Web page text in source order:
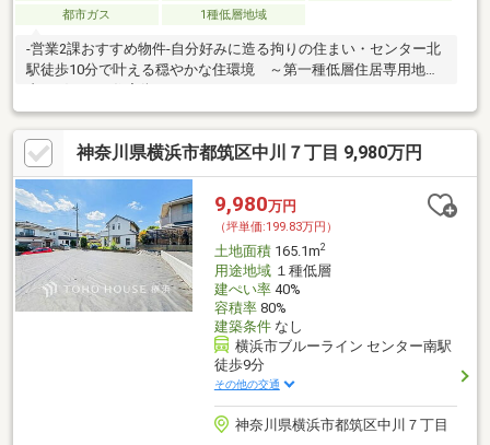
都市ガス
1種低層地域
-営業2課おすすめ物件-自分好みに造る拘りの住まい・センター北
駅徒歩10分で叶える穏やかな住環境 ～第一種低層住居専用地域
神奈川県横浜市都筑区中川７丁目 9,980万円
9,980万円
（坪単価:199.83万円）
土地面積165.1m2
用途地域１種低層
建ぺい率40%
容積率80%
建築条件なし
横浜市ブルーライン センター南駅
徒歩9分
その他の交通
神奈川県横浜市都筑区中川７丁目